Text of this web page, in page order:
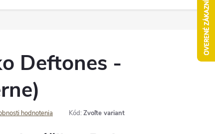
Deftones -
hodnotenia Kód: Zvoľte variant